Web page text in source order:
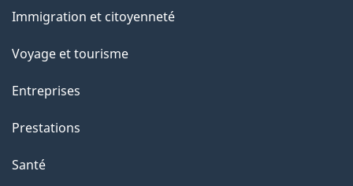
sujets
Immigration et citoyenneté
Voyage et tourisme
Entreprises
Prestations
Santé